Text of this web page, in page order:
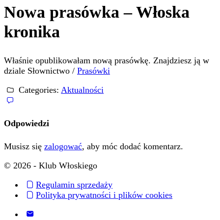
Nowa prasówka – Włoska
kronika
Właśnie opublikowałam nową prasówkę. Znajdziesz ją w
dziale Słownictwo / Prasówki
Categories:Aktualności
Odpowiedzi
Musisz się zalogować, aby móc dodać komentarz.
© 2026 - Klub Włoskiego
Regulamin sprzedaży
Polityka prywatności i plików cookies